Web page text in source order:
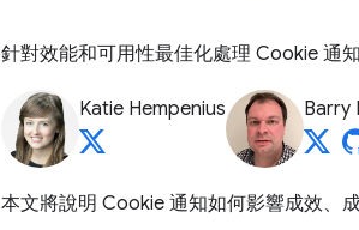
針對效能和可用性最佳化處理 Cookie 通知
Katie Hempenius Barry
本文將說明 Cookie 通知如何影響成效、